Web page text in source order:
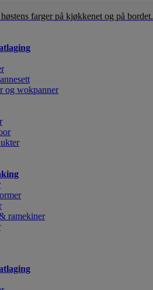
farger på kjøkkenet og på bordet.
og wokpanner
ramekiner